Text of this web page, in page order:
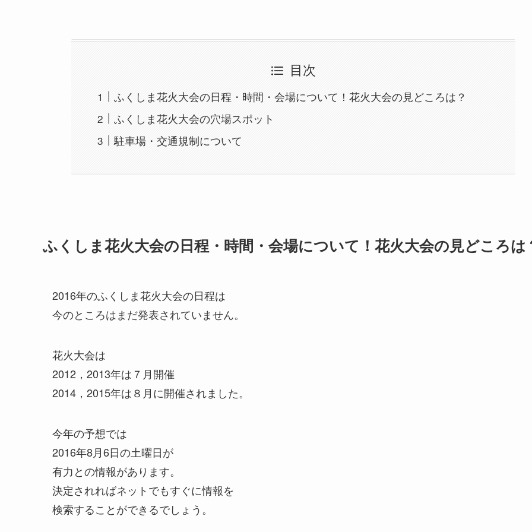
目次
ふくしま花火大会の日程・時間・会場について！花火大会の見どころは？
ふくしま花火大会の穴場スポット
駐車場・交通規制について
ふくしま花火大会の日程・時間・会場について！花火大会の見どころは
2016年のふくしま花火大会の日程は
今のところはまだ発表されていません。
花火大会は
2012，2013年は７月開催
2014，2015年は８月に開催されました。
今年の予想では
2016年8月6日の土曜日が
有力との情報があります。
決定されればネットでもすぐに情報を
検索することができるでしょう。